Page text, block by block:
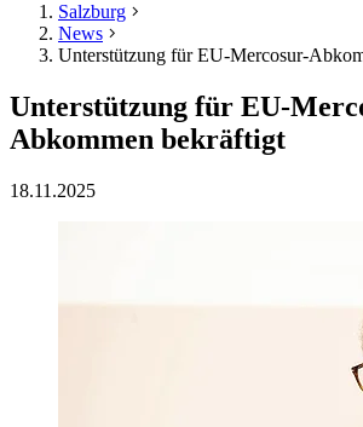
Salzburg
News
Unterstützung für EU-Mercosur-
Unterstützung für EU-
Abkommen bekräftigt
18.11.2025